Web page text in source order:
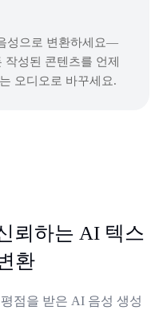
성으로 변환하세요—
작성된 콘텐츠를 언제
오디오로 바꾸세요.
뢰하는 AI 텍스
환
점을 받은 AI 음성 생성